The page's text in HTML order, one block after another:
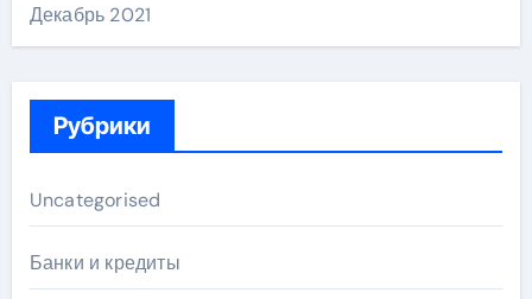
Декабрь 2021
Рубрики
Uncategorised
Банки и кредиты